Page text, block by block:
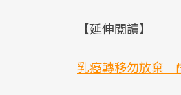
【延伸閱讀】
乳癌轉移勿放棄